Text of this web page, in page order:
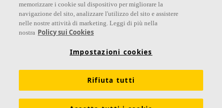
Links
Dichiarazioni di Performance Informazioni legali
Scarica le nostre brochure Segnalazioni Whistleblowing
memorizzare i cookie sul dispositivo per migliorare la
navigazione del sito, analizzare l'utilizzo del sito e assistere
nelle nostre attività di marketing. Leggi di più nella
nostra Policy sui Cookies
Impostazioni cookies
Rifiuta tutti